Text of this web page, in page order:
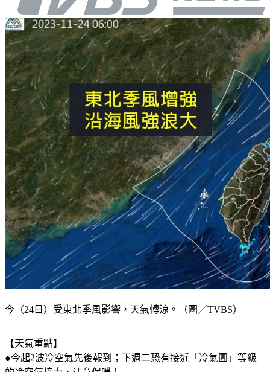
●今起2波冷空氣先後報到；下週二恐有接近「冷氣團」等級
的冷空氣接力，注意保暖！